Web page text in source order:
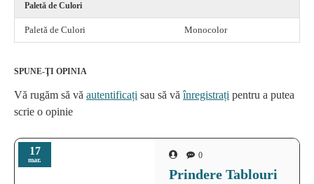
17
mar. 0
Prindere Tablouri
Paletă de Culori
Paletă de Culori Monocolor
SPUNE-ŢI OPINIA
Vă rugăm să vă autentificați sau să văînregistrați pentru a putea
scrie o opinie